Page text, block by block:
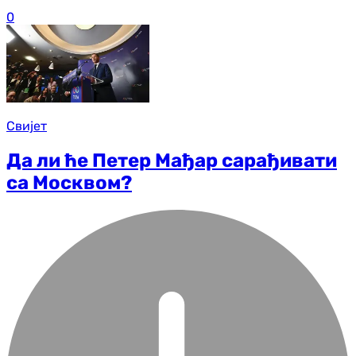
0
Свијет
Да ли ће Петер Мађар сарађивати
са Москвом?